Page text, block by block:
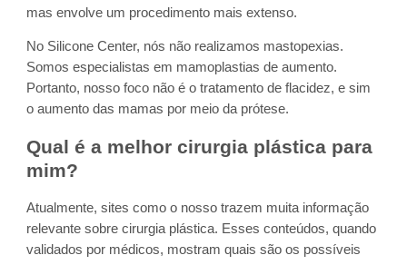
mas envolve um procedimento mais extenso.
No Silicone Center, nós não realizamos mastopexias.
Somos especialistas em mamoplastias de aumento.
Portanto, nosso foco não é o tratamento de flacidez, e sim
o aumento das mamas por meio da prótese.
Qual é a melhor cirurgia plástica para
mim?
Atualmente, sites como o nosso trazem muita informação
relevante sobre cirurgia plástica. Esses conteúdos, quando
validados por médicos, mostram quais são os possíveis